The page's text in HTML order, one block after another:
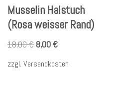
Musselin Halstuch
(Rosa weisser Rand)
18,00€ 8,00€
zzgl. Versandkosten